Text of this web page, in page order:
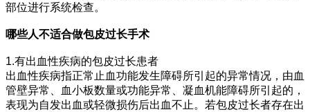
部位进行系统检查。
哪些人不适合做包皮过长手术
1.有出血性疾病的包皮过长患者
出血性疾病指正常止血功能发生障碍所引起的异常情况，由血
管壁异常、血小板数量或功能异常、凝血机能障碍所引起的，
表现为自发出血或轻微损伤后出血不止。若包皮过长者存在出